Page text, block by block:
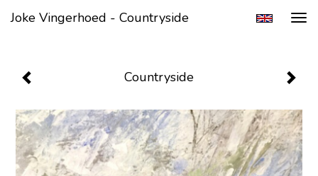
Joke Vingerhoed - Countryside
Countryside